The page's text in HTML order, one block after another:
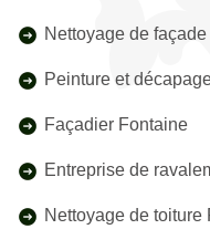
Nettoyage de
Peinture et
Façadier Fontaine
Entreprise de
Nettoyage de toiture